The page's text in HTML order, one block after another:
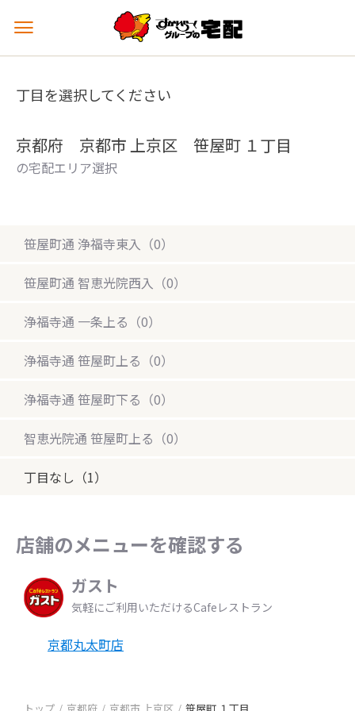
メ
ュ
を
丁目を選択してください
京都府 京都市 上京区 笹屋町 １丁目
の宅配エリア選択
笹屋町通 浄福寺東入（0）
笹屋町通 智恵光院西入（0）
浄福寺通 一条上る（0）
浄福寺通 笹屋町上る（0）
浄福寺通 笹屋町下る（0）
智恵光院通 笹屋町上る（0）
丁目なし（1）
店舗のメニューを確認する
ガスト
気軽にご利用いただけるCafeレストラン
京都丸太町店